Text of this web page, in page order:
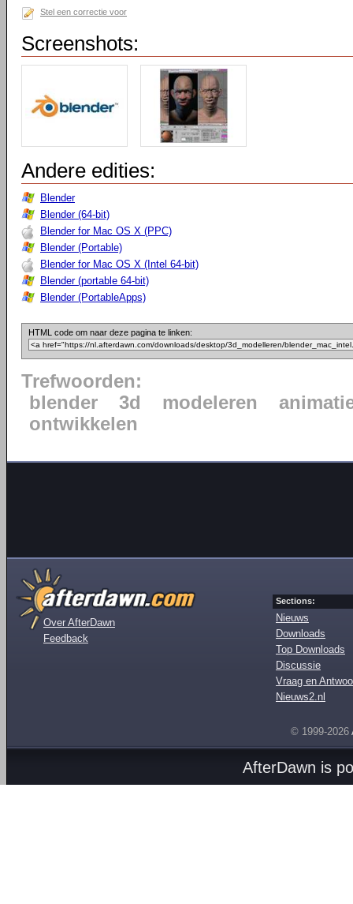
Stel een correctie voor
Screenshots:
Andere edities:
Blender
Blender (64-bit)
Blender for Mac OS X (PPC)
Blender (Portable)
Blender for Mac OS X (Intel 64-bit)
Blender (portable 64-bit)
Blender (PortableApps)
HTML code om naar deze pagina te linken:
Trefwoorden:
blender
3d modeleren
ontwikkelen
Over AfterDawn
Feedback
Sections:
Nieuws
Downloads
Top Downloads
Discussie
Vraag en
Nieuws2.nl
© 1999-2026
AfterDawn is